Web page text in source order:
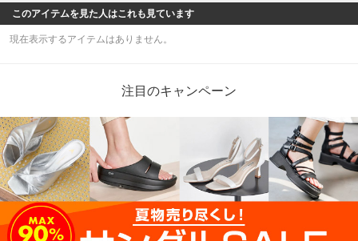
このアイテムを見た人はこれも見ています
現在表示するアイテムはありません。
注目のキャンペーン